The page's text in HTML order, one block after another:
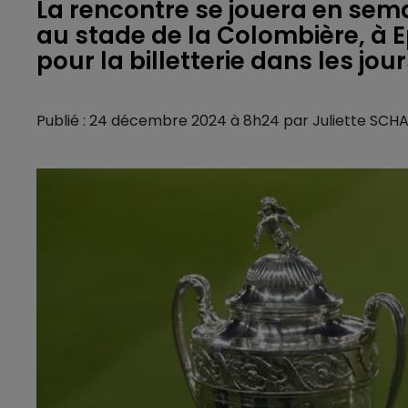
La rencontre se jouera en
au stade de la Colombière, à
pour la billetterie dans les
Publié : 24 décembre 2024 à 8h24 par Juliette